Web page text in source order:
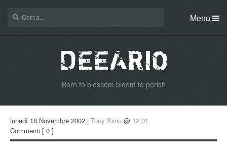
Menu
Born to blossom bloom to perish
lunedì 18 Novembre 2002 | Tony Siino @ 12:01
Commenti [ 0 ]